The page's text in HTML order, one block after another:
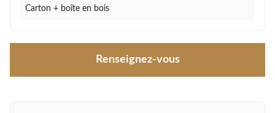
Carton + boîte en bois
Renseignez-vous